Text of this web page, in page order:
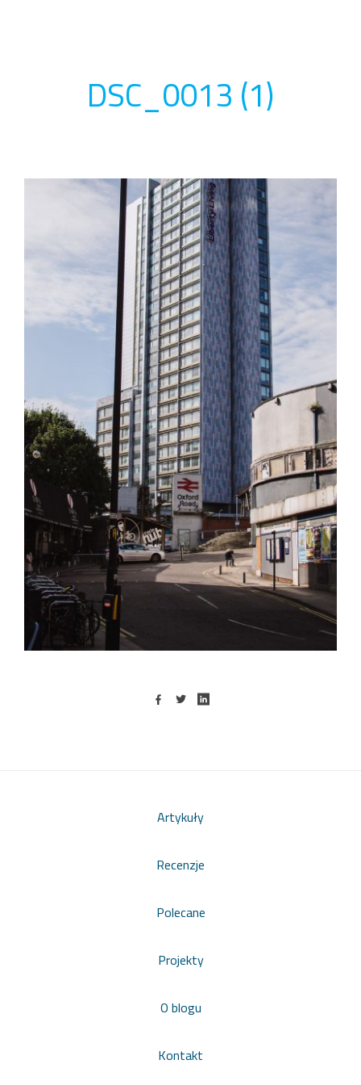
DSC_0013 (1)
Artykuły
Recenzje
Polecane
Projekty
O blogu
Kontakt